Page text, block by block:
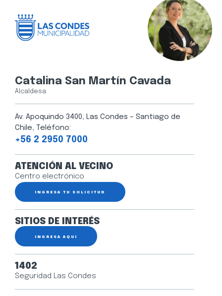
Catalina San Martín Cavada
Alcaldesa
Av. Apoquindo 3400, Las Condes – Santiago de
Chile, Teléfono:
+56 2 2950 7000
ATENCIÓN AL VECINO
Centro electrónico
INGRESA TU SOLICITUD
SITIOS DE INTERÉS
INGRESA AQUÍ
1402
Seguridad Las Condes